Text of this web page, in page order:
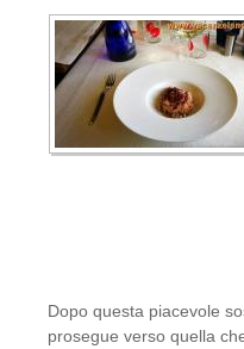
Dopo questa piacevole
prosegue verso quella